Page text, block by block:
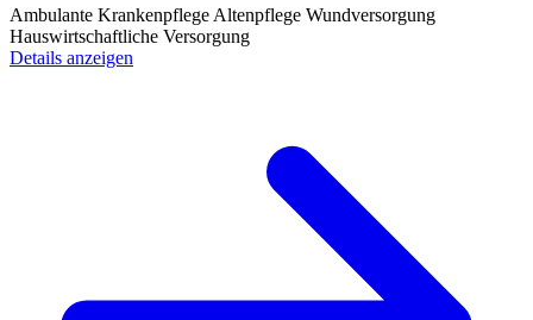
Ambulante Krankenpflege Altenpflege Wundversorgung
Hauswirtschaftliche Versorgung
Details anzeigen